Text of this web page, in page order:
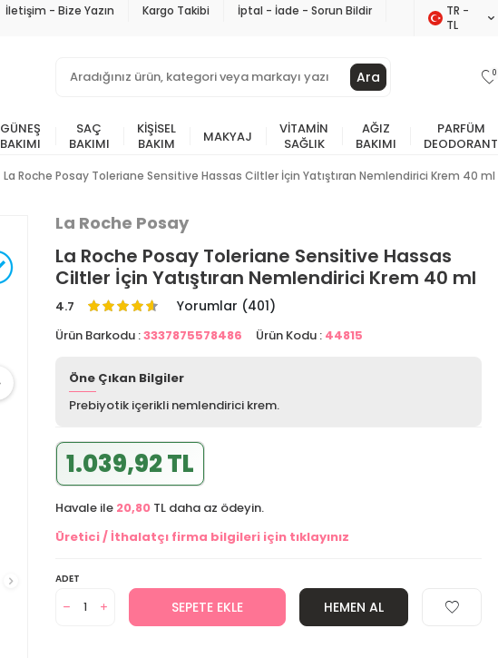
İletişim - Bize Yazın Kargo Takibi İptal - İade - Sorun Bildir
TR −
TL
Ara 0
GÜNEŞ
BAKIMI
SAÇ
BAKIMI
KIŞISEL
BAKIM
MAKYAJ
VITAMIN
SAĞLIK
AĞIZ
BAKIMI
PARFÜM
DEODORANT
La Roche Posay Toleriane Sensitive Hassas Ciltler İçin Yatıştıran Nemlendirici Krem 40 ml
La Roche Posay
La Roche Posay Toleriane Sensitive Hassas
Ciltler İçin Yatıştıran Nemlendirici Krem 40 ml
4.7 Yorumlar (401)
Ürün Barkodu :3337875578486 Ürün Kodu : 44815
Öne Çıkan Bilgiler
Prebiyotik içerikli nemlendirici krem.
1.039,92 TL
Havale ile 20,80 TL daha az ödeyin.
Üretici / İthalatçı firma bilgileri için tıklayınız
ADET
SEPETE EKLE HEMEN AL